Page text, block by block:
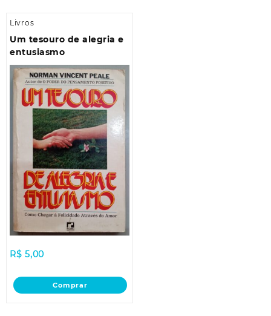
Livros
Um tesouro de alegria e
entusiasmo
R$ 5,00
Comprar